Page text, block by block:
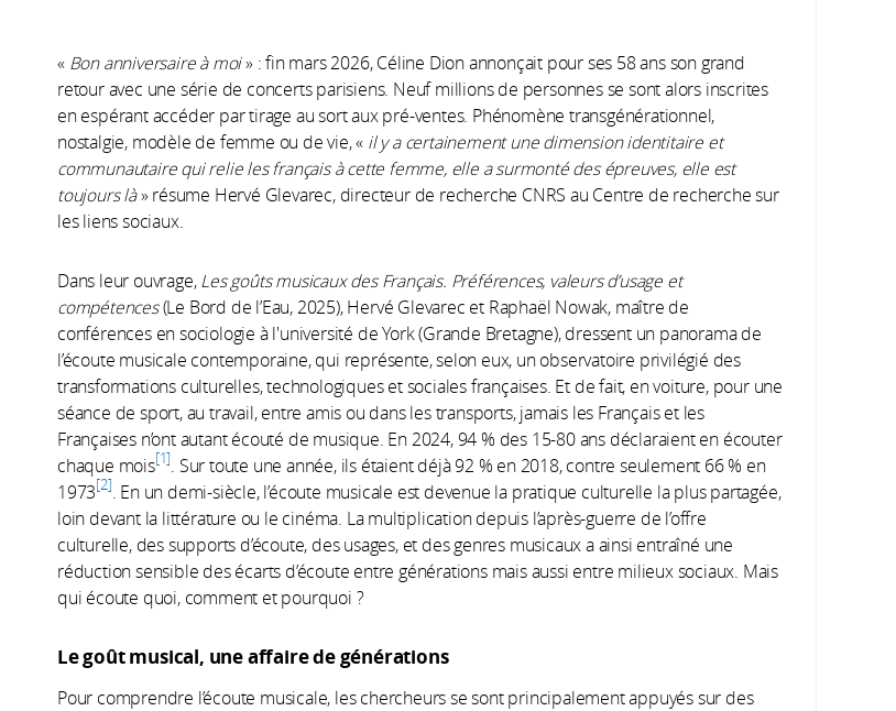
« Bon anniversaire à moi» : fin mars 2026, Céline Dion annonçait pour ses 58 ans son grand
retour avec une série de concerts parisiens. Neuf millions de personnes se sont alors inscrites
en espérant accéder par tirage au sort aux pré-ventes. Phénomène transgénérationnel,
nostalgie, modèle de femme ou de vie, « il y a certainement une dimension identitaire et
communautaire qui relie les français à cette femme, elle a surmonté des épreuves, elle est
toujours là» résume Hervé Glevarec, directeur de recherche CNRS au Centre de recherche sur
les liens sociaux.
Dans leur ouvrage, Les goûts musicaux des Français. Préférences, valeurs d’usage et
compétences(Le Bord de l’Eau, 2025), Hervé Glevarec et Raphaël Nowak, maître de
conférences en sociologie à l'université de York (Grande Bretagne), dressent un panorama de
l’écoute musicale contemporaine, qui représente, selon eux, un observatoire privilégié des
transformations culturelles, technologiques et sociales françaises. Et de fait, en voiture, pour une
séance de sport, au travail, entre amis ou dans les transports, jamais les Français et les
Françaises n’ont autant écouté de musique. En 2024, 94 % des 15-80 ans déclaraient en écouter
chaque mois 1
. Sur toute une année, ils étaient déjà 92 % en 2018, contre seulement 66 % en
1973 2
. En un demi-siècle, l’écoute musicale est devenue la pratique culturelle la plus partagée,
loin devant la littérature ou le cinéma. La multiplication depuis l’après-guerre de l’offre
culturelle, des supports d’écoute, des usages, et des genres musicaux a ainsi entraîné une
réduction sensible des écarts d’écoute entre générations mais aussi entre milieux sociaux. Mais
qui écoute quoi, comment et pourquoi ?
Le goût musical, une affaire de générations
Pour comprendre l’écoute musicale, les chercheurs se sont principalement appuyés sur des